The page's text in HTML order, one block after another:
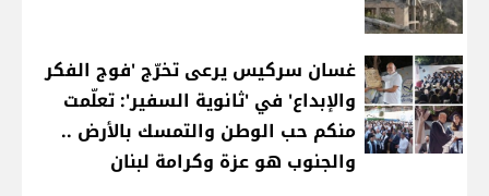
غسان سركيس يرعى تخرّج 'فوج الفكر
والإبداع' في 'ثانوية السفير': تعلّمت
منكم حب الوطن والتمسك بالأرض ..
والجنوب هو عزة وكرامة لبنان